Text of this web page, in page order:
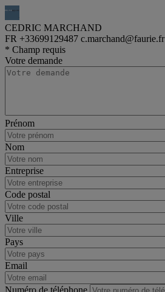
CEDRIC MARCHAND
FR +33699129487 c.marchand@faurie.fr
van
Renault Master
* Champ requis
Votre demande
Prénom
Nom
Entreprise
Code postal
Ville
Pays
Email
Numéro de téléphone